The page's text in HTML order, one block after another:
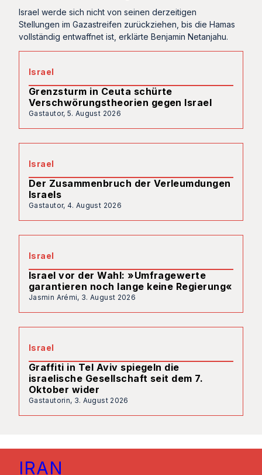
Israel werde sich nicht von seinen derzeitigen
Stellungen im Gazastreifen zurückziehen, bis die Hamas
vollständig entwaffnet ist, erklärte Benjamin Netanjahu.
Israel
Grenzsturm in Ceuta schürte
Verschwörungstheorien gegen Israel
Gastautor, 5. August 2026
Israel
Der Zusammenbruch der Verleumdungen
Israels
Gastautor, 4. August 2026
Israel
Israel vor der Wahl: »Umfragewerte
garantieren noch lange keine Regierung«
Jasmin Arémi, 3. August 2026
Israel
Graffiti in Tel Aviv spiegeln die
israelische Gesellschaft seit dem 7.
Oktober wider
Gastautorin, 3. August 2026
IRAN